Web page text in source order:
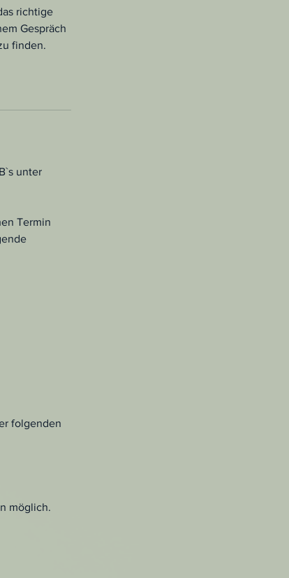
richtige
Gespräch
finden.
unter
Termin
folgenden
möglich.